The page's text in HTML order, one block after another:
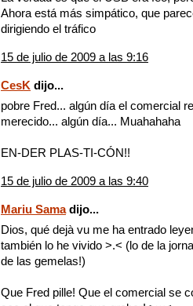
Ahora está más simpático, que
dirigiendo el tráfico
15 de julio de 2009 a las 9:16
CesK dijo...
pobre Fred... algún día el comercial
merecido... algún día... Muahahaha
EN-DER PLAS-TI-CÓN!!
15 de julio de 2009 a las 9:40
Mariu Samadijo...
Dios, qué dejà vu me ha entrado
también lo he vivido >.< (lo de la
de las gemelas!)
Que Fred pille! Que el comercial se